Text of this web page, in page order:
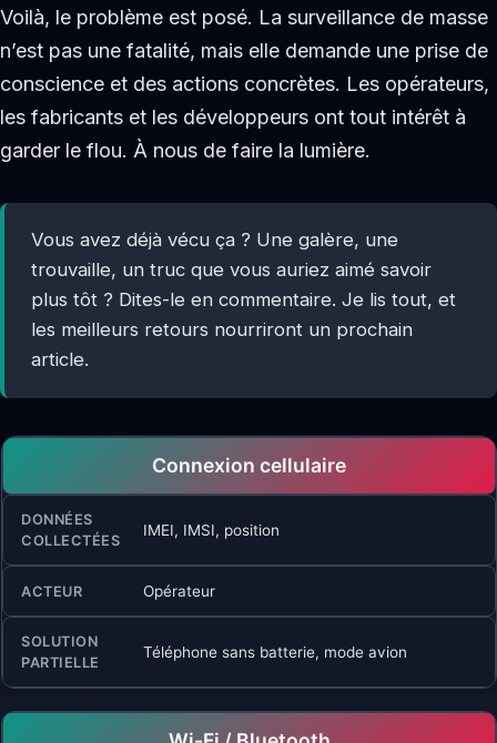
Voilà, le problème est posé. La surveillance de masse
n’est pas une fatalité, mais elle demande une prise de
conscience et des actions concrètes. Les opérateurs,
les fabricants et les développeurs ont tout intérêt à
garder le flou. À nous de faire la lumière.
Vous avez déjà vécu ça ? Une galère, une
trouvaille, un truc que vous auriez aimé savoir
plus tôt ? Dites-le en commentaire. Je lis tout, et
les meilleurs retours nourriront un prochain
article.
Connexion cellulaire
IMEI, IMSI, position
Opérateur
Téléphone sans batterie, mode avion